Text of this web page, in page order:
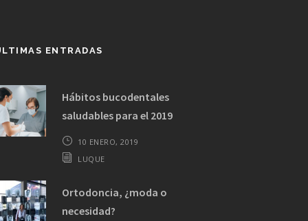
ENTRADAS
Hábitos bucodentales
saludables para el 2019
10 ENERO, 2019
LUQUE
Ortodoncia, ¿moda o
necesidad?